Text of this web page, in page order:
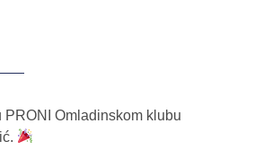
PRONI Omladinskom klubu